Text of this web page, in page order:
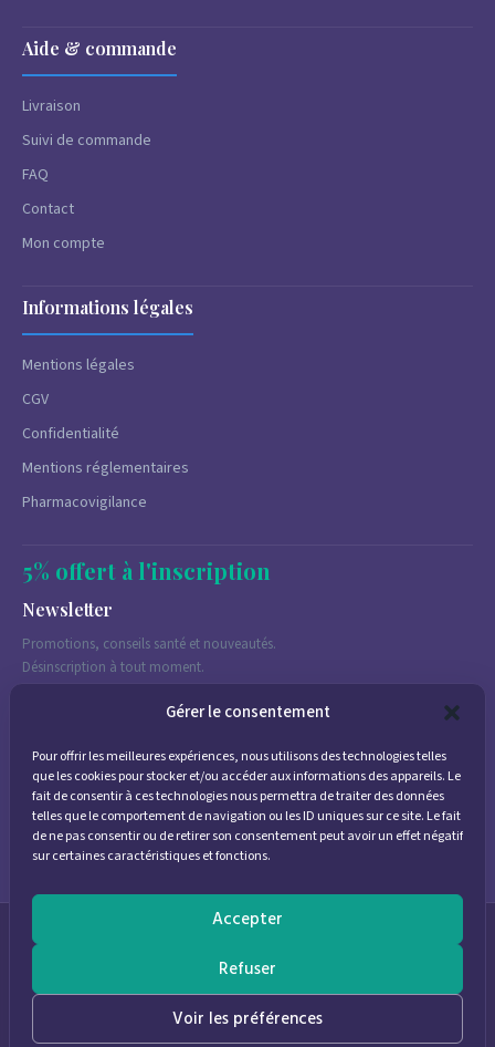
Gérer le consentement
Pour offrir les meilleures expériences, nous utilisons des technologies telles
que les cookies pour stocker et/ou accéder aux informations des appareils. Le
fait de consentir à ces technologies nous permettra de traiter des données
telles que le comportement de navigation ou les ID uniques sur ce site. Le fait
de ne pas consentir ou de retirer son consentement peut avoir un effet négatif
sur certaines caractéristiques et fonctions.
Accepter
Refuser
Voir les préférences
Aide & commande
Livraison
Suivi de commande
FAQ
Contact
Mon compte
Informations légales
Mentions légales
CGV
Confidentialité
Mentions réglementaires
Pharmacovigilance
5% offert à l'inscription
Newsletter
Promotions, conseils santé et nouveautés.
Désinscription à tout moment.
J'accepte de recevoir des emails marketing conformément à la
politique de confidentialité
Parapharmacie Provence — Pharmacie des Bastides